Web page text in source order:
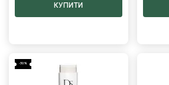
КУПИТИ
-30%